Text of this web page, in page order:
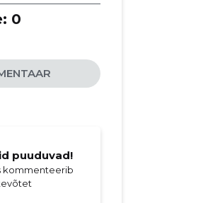
0
puuduvad!
kommenteerib